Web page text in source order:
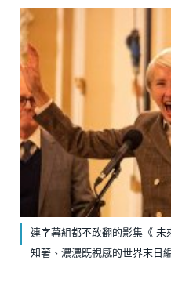
連字幕組都不敢翻的影集《 未
知著、濃濃既視感的世界末日